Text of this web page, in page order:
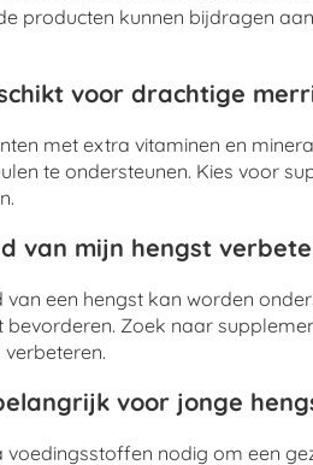
producten kunnen bijdragen
voor drachtige
met extra vitaminen en
te ondersteunen. Kies voor
van mijn hengst
een hengst kan worden
Zoek naar
voor jonge
nodig om een